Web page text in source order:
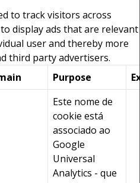
to track visitors across
display ads that are relevant
user and thereby more
third party advertisers.
Purpose
Este nome de
cookie está
associado ao
Google
Universal
Analytics - que